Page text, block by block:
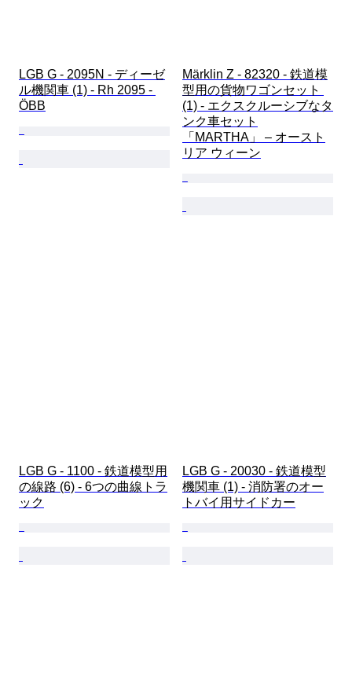
LGB G - 2095N - ディーゼ
ル機関車 (1) - Rh 2095 -
ÖBB
Märklin Z - 82320 - 鉄道模
型用の貨物ワゴンセット
(1) - エクスクルーシブなタ
ンク車セット
「MARTHA」 – オースト
リア ウィーン
LGB G - 1100 - 鉄道模型用
の線路 (6) - 6つの曲線トラ
ック
LGB G - 20030 - 鉄道模型
機関車 (1) - 消防署のオー
トバイ用サイドカー